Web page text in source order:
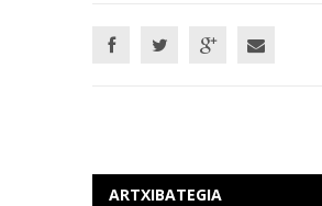
ARTXIBATEGIA